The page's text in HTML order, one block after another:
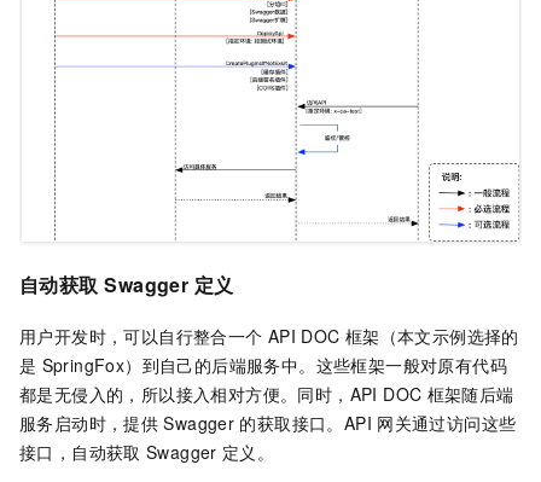
自动获取 Swagger 定义
用户开发时，可以自行整合一个 API DOC 框架（本文示例选择的
是 SpringFox）到自己的后端服务中。这些框架一般对原有代码
都是无侵入的，所以接入相对方便。同时，API DOC 框架随后端
服务启动时，提供 Swagger 的获取接口。API 网关通过访问这些
接口，自动获取 Swagger 定义。